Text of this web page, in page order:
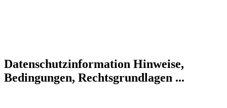
Datenschutzinformation Hinweise,
Bedingungen, Rechtsgrundlagen ...